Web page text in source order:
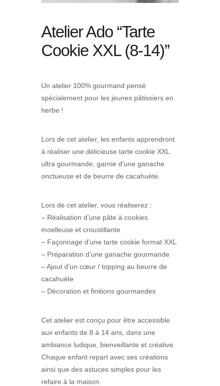
Atelier Ado “Tarte
Cookie XXL (8-14)”
Un atelier 100% gourmand pensé
spécialement pour les jeunes pâtissiers en
herbe !
Lors de cet atelier, les enfants apprendront
à réaliser une délicieuse tarte cookie XXL
ultra gourmande, garnie d’une ganache
onctueuse et de beurre de cacahuète.
Lors de cet atelier, vous réaliserez :
– Réalisation d’une pâte à cookies
moelleuse et croustillante
– Façonnage d’une tarte cookie format XXL
– Préparation d’une ganache gourmande
– Ajout d’un cœur / topping au beurre de
cacahuète
– Décoration et finitions gourmandes
Cet atelier est conçu pour être accessible
aux enfants de 8 à 14 ans, dans une
ambiance ludique, bienveillante et créative.
Chaque enfant repart avec ses créations
ainsi que des astuces simples pour les
refaire à la maison.